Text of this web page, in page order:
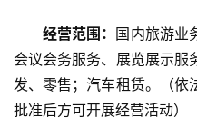
门
景
点
经营范围： 国内旅游业
会议会务服务、展览展示服
发、零售；汽车租赁。（依
批准后方可开展经营活动）